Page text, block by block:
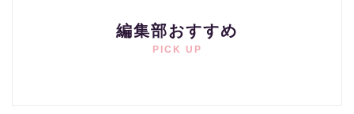
編集部おすすめ
PICK UP